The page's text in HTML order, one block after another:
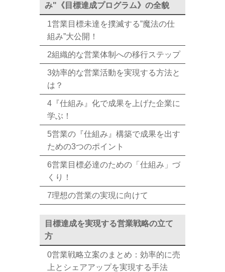
み"《目標達成プログラム》の全貌
1営業目標未達を撲滅する”魔法の仕
組み”大公開！
2組織的な営業体制への移行ステップ
3効率的な営業活動を実現する方法と
は？
4『仕組み』化で成果を上げた企業に
学ぶ！
5営業の『仕組み』構築で成果を出す
ための3つのポイント
6営業目標必達のための「仕組み」づ
くり！
7理想の営業の実現に向けて
目標達成を実現する営業戦略の立て
方
0営業戦略立案のまとめ：効率的に売
上とシェアアップを実現する手法